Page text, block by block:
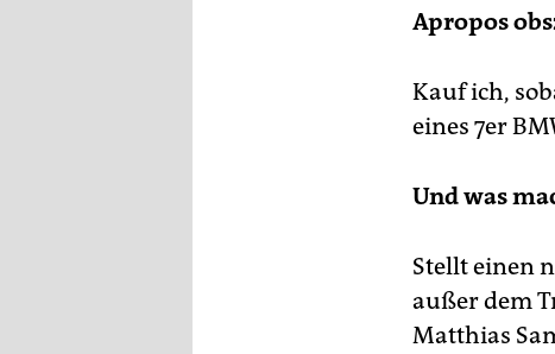
Apropos
Kauf ich,
eines 7er
Und was
Stellt einen
außer dem
Matthias